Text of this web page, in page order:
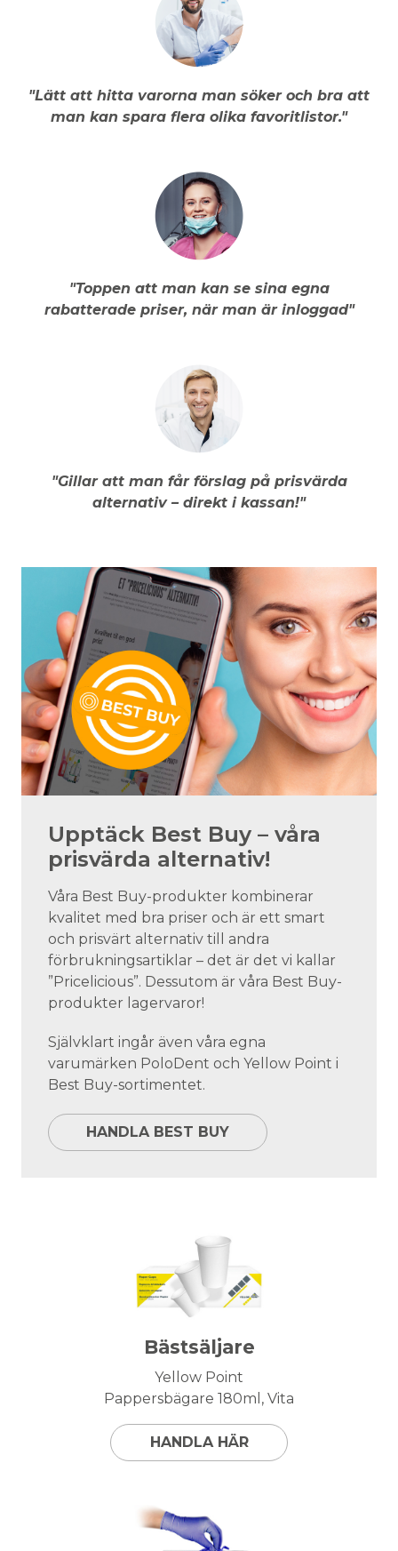
"Lätt att hitta varorna man söker och bra att
man kan spara flera olika favoritlistor."
"Toppen att man kan se sina egna
rabatterade priser, när man är inloggad"
"Gillar att man får förslag på prisvärda
alternativ – direkt i kassan!"
Upptäck Best Buy – våra
prisvärda alternativ!
Våra Best Buy-produkter kombinerar
kvalitet med bra priser och är ett smart
och prisvärt alternativ till andra
förbrukningsartiklar – det är det vi kallar
”Pricelicious”. Dessutom är våra Best Buy-
produkter lagervaror!
Självklart ingår även våra egna
varumärken PoloDent och Yellow Point i
Best Buy-sortimentet.
HANDLA BEST BUY
Bästsäljare
Yellow Point
Pappersbägare 180ml, Vita
HANDLA HÄR